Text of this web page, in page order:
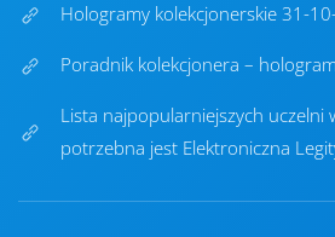
Hologramy kolekcjonerskie 31-
Poradnik kolekcjonera –
Lista najpopularniejszych uczelni
potrzebna jest Elektroniczna